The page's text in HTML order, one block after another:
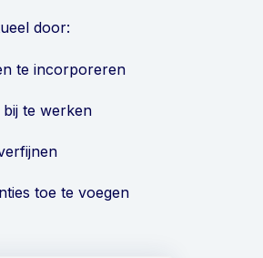
door:
te incorporeren
te werken
toe te voegen